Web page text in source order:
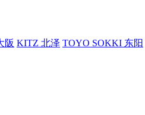
阪 KITZ 北泽 TOYO SOKKI 东阳